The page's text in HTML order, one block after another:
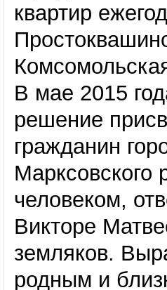
квартир
В мае 2015
решение
гражданин
человеком,
Викторе
земляков.
родным и